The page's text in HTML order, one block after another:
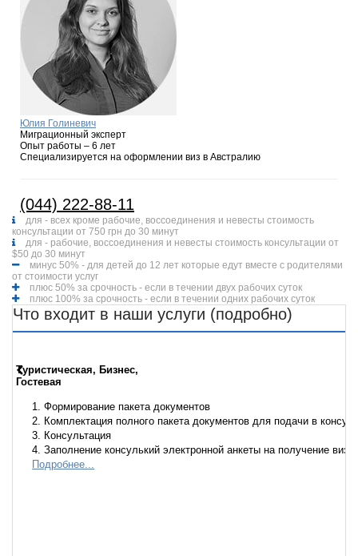
Юлия Голиневич
Миграционный эксперт
Опыт работы – 6 лет
Специализируется на оформлении виз в Австралию
(044) 222-88-11
для - всех кроме рабочие, воссоединения и невесты стоимость
консультации от 750 грн до 30 минут
для - рабочие, воссоединения и невесты стоимость консультации от
$50 до 30 минут
минус 50% - для детей до 12 лет которые едут вместе с родителями
от стоимости услуг
плюс 50% за срочность - если в течении двух рабочих суток
плюс 100% за срочность - если в течении одних рабочих суток
Что входит в наши услуги (подробно)
Туристическая, Бизнес,
Гостевая
1. Формирование пакета документов
2. Комплектация полного пакета документов для подачи в
3. Консультация
4. Заполнение консулький электронной анкеты на получение визы
Подробнее...